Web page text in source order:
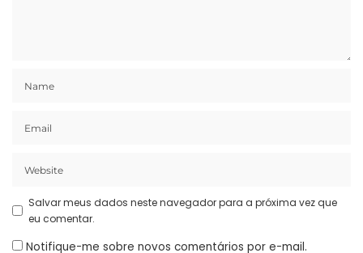
Salvar meus dados neste navegador para a próxima vez que
eu comentar.
Notifique-me sobre novos comentários por e-mail.